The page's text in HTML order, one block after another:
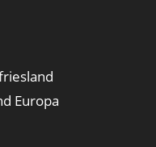
Europa